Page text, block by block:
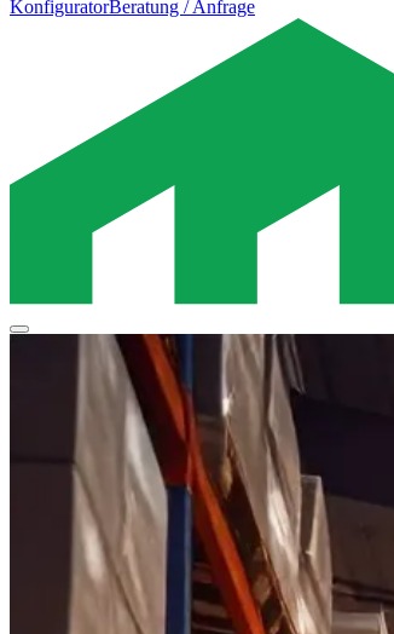
KonfiguratorBeratung / Anfrage